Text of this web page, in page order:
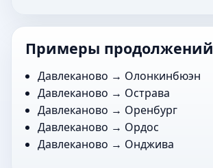
Примеры продолжений
Давлеканово → Олонкинбюэн
Давлеканово → Острава
Давлеканово → Оренбург
Давлеканово → Ордос
Давлеканово → Онджива